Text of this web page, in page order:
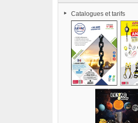
Catalogues et tarifs